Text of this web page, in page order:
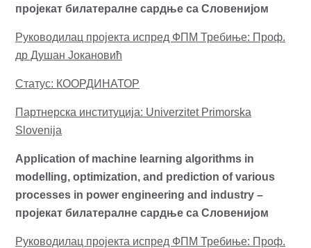
пројекат билатералне сардње са Словенијом
Руководилац пројекта испред ФПМ Требиње: Проф.
др Душан Јокановић
Статус: КООРДИНАТОР
Партнерска институција: Univerzitet Primorska
Slovenija
Application of machine learning algorithms in
modelling, optimization, and prediction of various
processes in power engineering and industry –
пројекат билатералне сардње са Словенијом
Руководилац пројекта испред ФПМ Требиње: Проф.